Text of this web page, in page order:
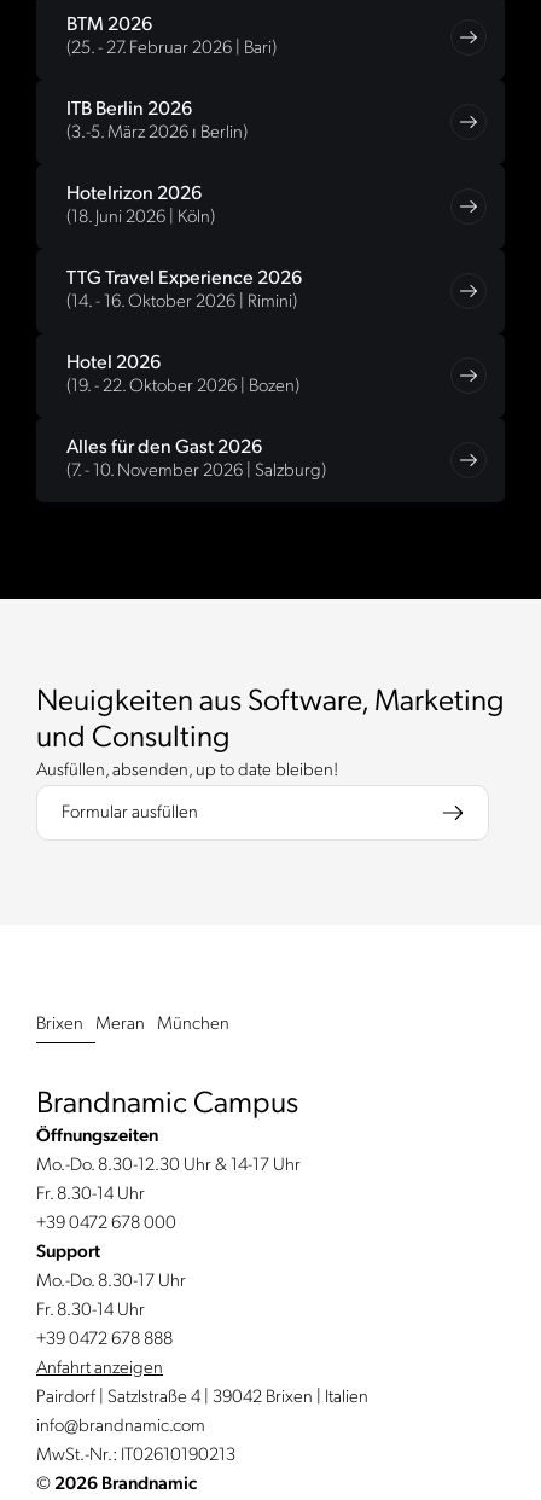
BTM 2026
(25. - 27. Februar 2026 | Bari)
ITB Berlin 2026
(3.-5. März 2026 ⏐ Berlin)
Hotelrizon 2026
(18. Juni 2026 | Köln)
TTG Travel Experience 2026
(14. - 16. Oktober 2026 | Rimini)
Hotel 2026
(19. - 22. Oktober 2026 | Bozen)
Alles für den Gast 2026
(7. - 10. November 2026 | Salzburg)
Neuigkeiten aus Software, Marketing
und Consulting
Ausfüllen, absenden, up to date bleiben!
Formular ausfüllen
Brixen Meran München
Brandnamic Campus
Öffnungszeiten
Mo.-Do. 8.30-12.30 Uhr & 14-17 Uhr
Fr. 8.30-14 Uhr
+39 0472 678 000
Support
Mo.-Do. 8.30-17 Uhr
Fr. 8.30-14 Uhr
+39 0472 678 888
Anfahrt anzeigen
Pairdorf | Satzlstraße 4 | 39042 Brixen | Italien
info@brandnamic.com
MwSt.-Nr.: IT02610190213
© 2026 Brandnamic